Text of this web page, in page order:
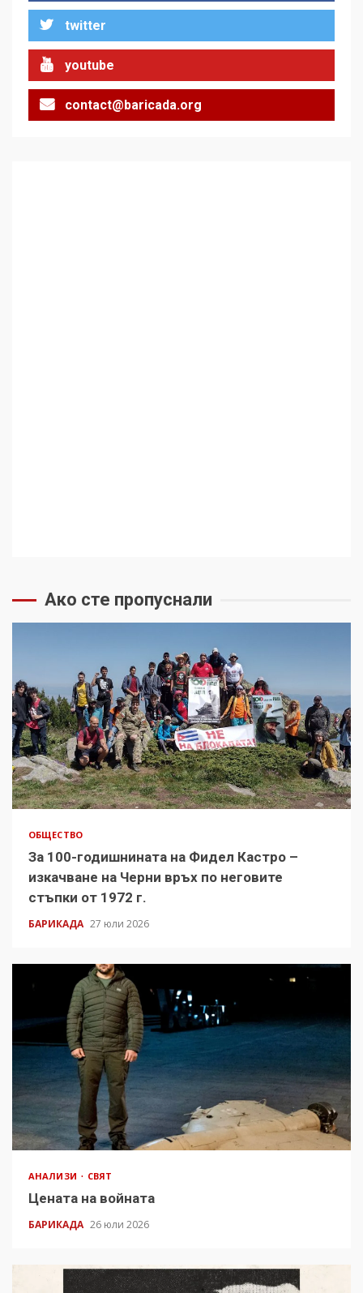
twitter
youtube
contact@baricada.org
Ако сте пропуснали
ОБЩЕСТВО
За 100-годишнината на Фидел Кастро –
изкачване на Черни връх по неговите
стъпки от 1972 г.
БАРИКАДА 27 юли 2026
АНАЛИЗИ СВЯТ
Цената на войната
БАРИКАДА 26 юли 2026